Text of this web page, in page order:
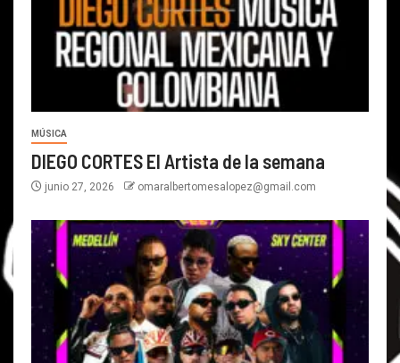
MÚSICA
DIEGO CORTES El Artista de la semana
junio 27, 2026 omaralbertomesalopez@gmail.com